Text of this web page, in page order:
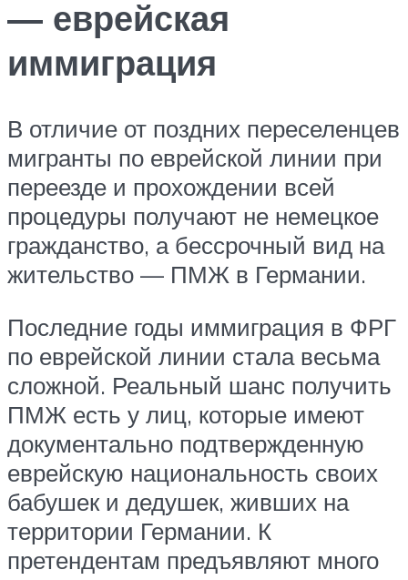
— еврейская
иммиграция
В отличие от поздних переселенцев
мигранты по еврейской линии при
переезде и прохождении всей
процедуры получают не немецкое
гражданство, а бессрочный вид на
жительство — ПМЖ в Германии.
Последние годы иммиграция в ФРГ
по еврейской линии стала весьма
сложной. Реальный шанс получить
ПМЖ есть у лиц, которые имеют
документально подтвержденную
еврейскую национальность своих
бабушек и дедушек, живших на
территории Германии. К
претендентам предъявляют много